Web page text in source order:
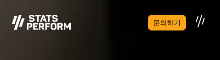
문의하기